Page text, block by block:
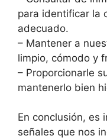
para identificar la
adecuado.
– Mantener a
limpio, cómodo y
– Proporcionarle
mantenerlo bien
En conclusión, es
señales que nos